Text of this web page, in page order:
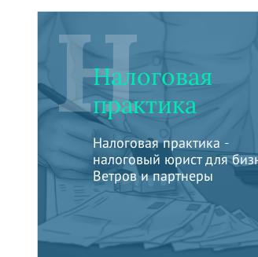
Н
Налоговая
практика
Налоговая практика -
налоговый юрист для
Ветров и партнеры